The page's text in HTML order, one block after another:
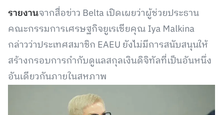
รายงานจากสื่อข่าว Belta เปิดเผยว่าผู้ช่วยประธาน
คณะกรรมการเศรษฐกิจยูเรเชียคุณ Iya Malkina
กล่าวว่าประเทศสมาชิก EAEU ยังไม่มีการสนับสนุนให้
สร้างกรอบการกำกับดูแลสกุลเงินดิจิทัลที่เป็นอันหนึ่ง
อันเดียวกันภายในสหภาพ